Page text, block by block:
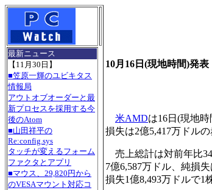
最新ニュース
【11月30日】
■笠原一輝のユビキタス
情報局
アウトオブオーダーと最
新プロセスを採用する今
後のAtom
■山田祥平の
Re:config.sys
タッチが変えるフォーム
ファクタとアプリ
■マウス、29,820円から
のVESAマウント対応コ
10月16日(現地時間)発表
米AMDは16日(現地
損失は2億5,417万ドル
売上総計は対前年比
7億6,587万ドル、純損
損失1億8,493万ドルで1